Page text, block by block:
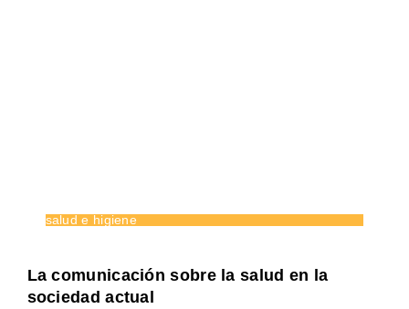
salud e higiene
La comunicación sobre la salud en la
sociedad actual